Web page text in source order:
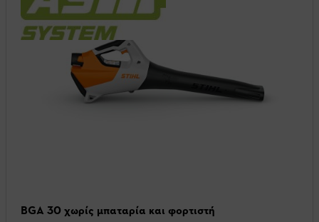
BGA 30 χωρίς μπαταρία και φορτιστή